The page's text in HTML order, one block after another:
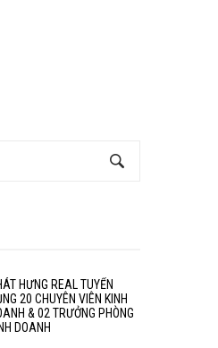
HƯNG REAL TUYỂN
20 CHUYÊN VIÊN KINH
& 02 TRƯỞNG PHÒNG
DOANH